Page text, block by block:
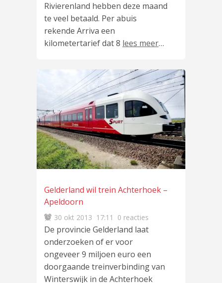
Rivierenland hebben deze maand
te veel betaald. Per abuis
rekende Arriva een
kilometertarief dat 8 lees meer…
Gelderland wil trein Achterhoek –
Apeldoorn
30 okt 2013 17:11 0 reacties
De provincie Gelderland laat
onderzoeken of er voor
ongeveer 9 miljoen euro een
doorgaande treinverbinding van
Winterswijk in de Achterhoek